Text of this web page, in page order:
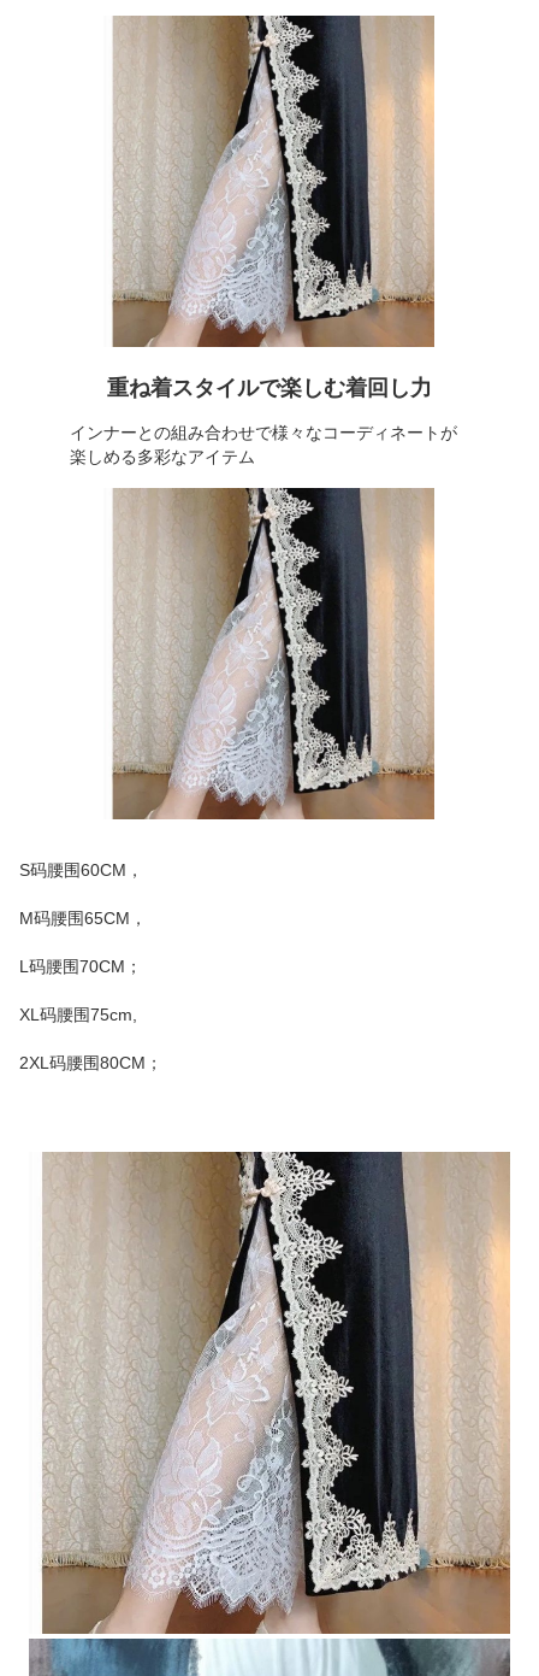
重ね着スタイルで楽しむ着回し力
インナーとの組み合わせで様々なコーディネートが
楽しめる多彩なアイテム
S码腰围60CM，
M码腰围65CM，
L码腰围70CM；
XL码腰围75cm,
2XL码腰围80CM；